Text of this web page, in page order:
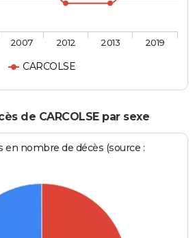
CARCOLSE
2007 2012 2013 2019
de CARCOLSE par sexe
nombre de décès (source :